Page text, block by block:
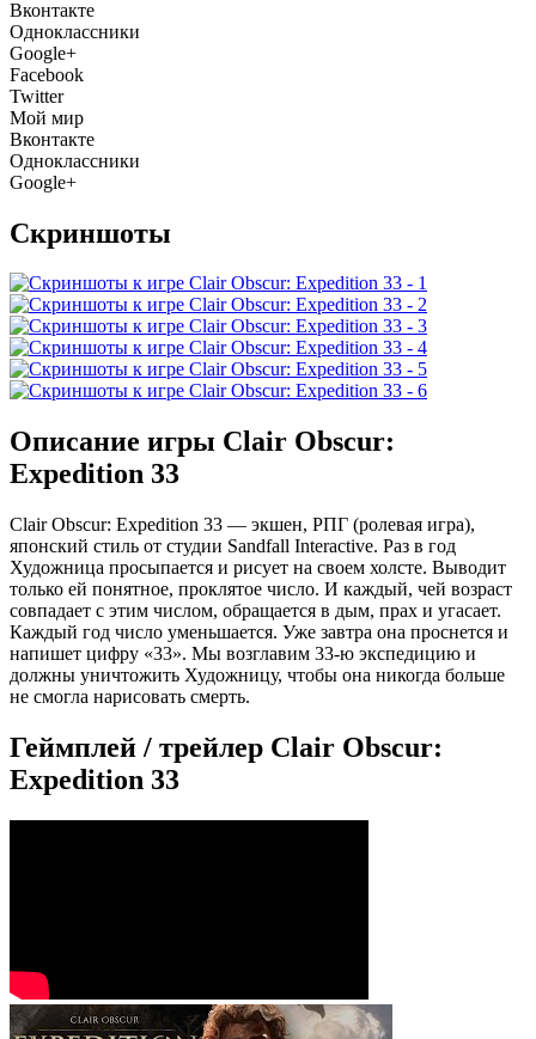
Вконтакте
Одноклассники
Google+
Facebook
Twitter
Мой мир
Вконтакте
Одноклассники
Google+
Скриншоты
Описание игры Clair Obscur:
Expedition 33
Clair Obscur: Expedition 33 — экшен, РПГ (ролевая игра),
японский стиль от студии Sandfall Interactive. Раз в год
Художница просыпается и рисует на своем холсте. Выводит
только ей понятное, проклятое число. И каждый, чей возраст
совпадает с этим числом, обращается в дым, прах и угасает.
Каждый год число уменьшается. Уже завтра она проснется и
напишет цифру «33». Мы возглавим 33-ю экспедицию и
должны уничтожить Художницу, чтобы она никогда больше
не смогла нарисовать смерть.
Геймплей / трейлер Clair Obscur:
Expedition 33